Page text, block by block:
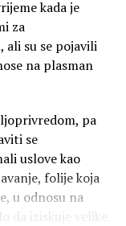
prepreku za
Prilikom
povezanosti i
putne pravce.
cijela
u svim
kada je
za
ali su se pojavili
na plasman
pa
se
uslove kao
folije koja
u odnosu na
da iziskuje velike